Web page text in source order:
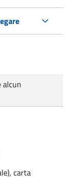
alcun
carta